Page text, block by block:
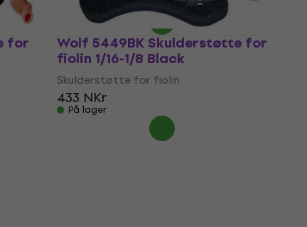
På lager
for Wolf 5449BK Skulderstøtte for
fiolin 1/16-1/8 Black
Skulderstøtte for fiolin
433 NKr
På lager